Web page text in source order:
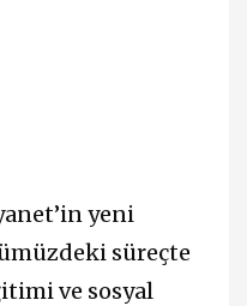
yeni
süreçte
ve sosyal